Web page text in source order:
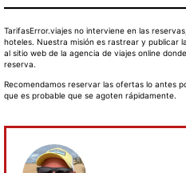
TarifasError.viajes no interviene en las
hoteles. Nuestra misión es rastrear y publicar
al sitio web de la agencia de viajes online
reserva.
Recomendamos reservar las ofertas lo antes
que es probable que se agoten rápidamente.